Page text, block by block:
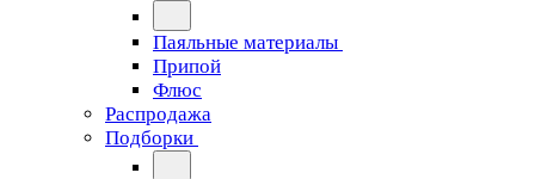
Паяльные материалы
Припой
Флюс
Распродажа
Подборки